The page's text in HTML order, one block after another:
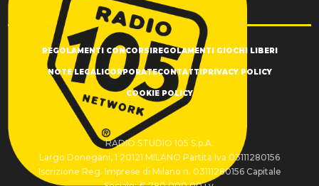
REGOLAMENTI CONCORSIREGOLAMENTI GIOCHI LIBERI
NOTE LEGALICORPORATECONTATTIPRIVACY POLICY
COOKIE POLICY
RADIO STUDIO 105 S.p.A.
Largo Donegani, 1 20121 MILANO Partita Iva 03111280156
Iscrizione Reg. Imprese di Milano n. 03111280156 Capitale